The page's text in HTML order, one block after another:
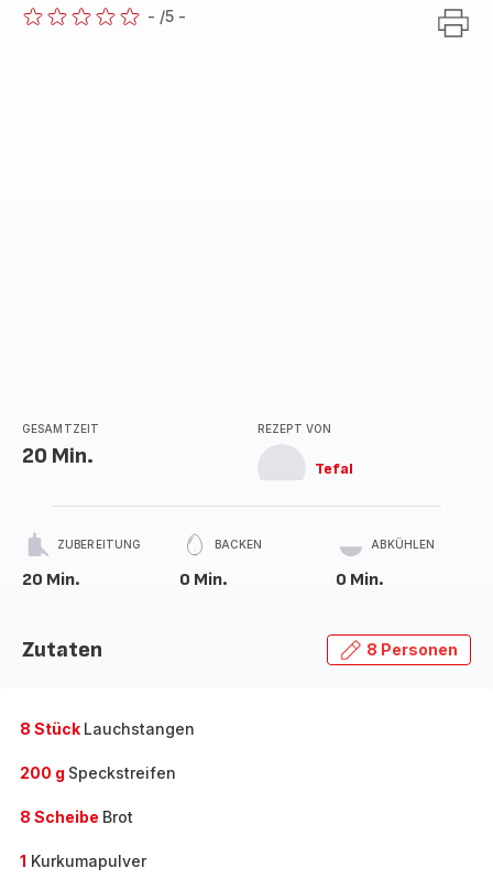
- /5 -
GESAMTZEIT
20 Min.
REZEPT VON
Tefal
ZUBEREITUNG
20 Min.
BACKEN
0 Min.
ABKÜHLEN
0 Min.
Zutaten 8 Personen
8 Stück Lauchstangen
200 g Speckstreifen
8 Scheibe Brot
1 Kurkumapulver